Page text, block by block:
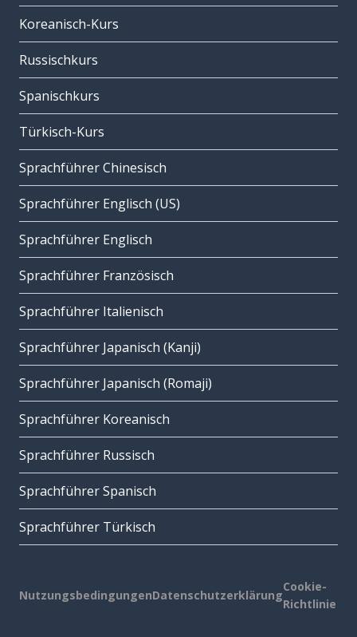
Koreanisch-Kurs
Russischkurs
Spanischkurs
Türkisch-Kurs
Sprachführer Chinesisch
Sprachführer Englisch (US)
Sprachführer Englisch
Sprachführer Französisch
Sprachführer Italienisch
Sprachführer Japanisch (Kanji)
Sprachführer Japanisch (Romaji)
Sprachführer Koreanisch
Sprachführer Russisch
Sprachführer Spanisch
Sprachführer Türkisch
NutzungsbedingungenDatenschutzerklärung
Cookie-
Richtlinie